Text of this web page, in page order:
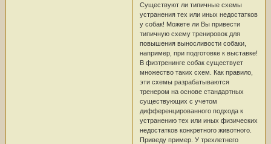
Существуют ли типичные схемы
устранения тех или иных недостатков
у собак! Можете ли Вы привести
типичную схему тренировок для
повышения выносливости собаки,
например, при подготовке к выставке!
В физтренинге собак существует
множество таких схем. Как правило,
эти схемы разрабатываются
тренером на основе стандартных
существующих с учетом
дифференцированного подхода к
устранению тех или иных физических
недостатков конкретного животного.
Приведу пример. У трехлетнего